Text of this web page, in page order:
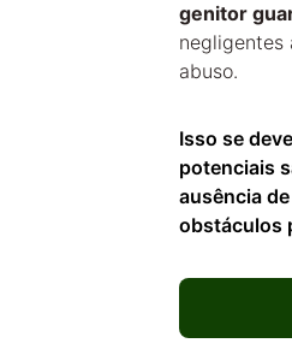
genitor
negligentes
abuso.
Isso se
potenciais
ausência
obstáculos